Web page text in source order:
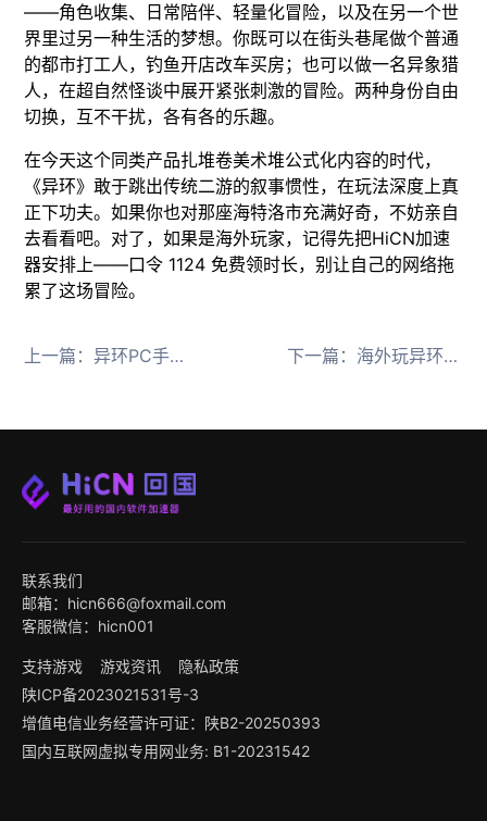
——角色收集、日常陪伴、轻量化冒险，以及在另一个世
界里过另一种生活的梦想。你既可以在街头巷尾做个普通
的都市打工人，钓鱼开店改车买房；也可以做一名异象猎
人，在超自然怪谈中展开紧张刺激的冒险。两种身份自由
切换，互不干扰，各有各的乐趣。
在今天这个同类产品扎堆卷美术堆公式化内容的时代，
《异环》敢于跳出传统二游的叙事惯性，在玩法深度上真
正下功夫。如果你也对那座海特洛市充满好奇，不妨亲自
去看看吧。对了，如果是海外玩家，记得先把HiCN加速
器安排上——口令 1124 免费领时长，别让自己的网络拖
累了这场冒险。
上一篇：异环PC手机互通 海外玩家必备回国加速器 下一篇： 海外玩异环领兑换码用HiCN回国加速器不掉线
联系我们
邮箱：hicn666@foxmail.com
客服微信：hicn001
支持游戏 游戏资讯
隐私政策
陕ICP备2023021531号-3
增值电信业务经营许可证：陕B2-20250393
国内互联网虚拟专用网业务: B1-20231542